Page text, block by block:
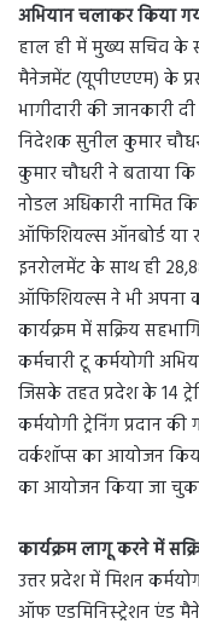
अभियान चलाकर किया
हाल ही में मुख्य सचिव के
मैनेजमेंट (यूपीएएएम) के
भागीदारी की जानकारी
निदेशक सुनील कुमार
कुमार चौधरी ने बताया
नोडल अधिकारी नामित
ऑफिशियल्स ऑनबोर्ड या
इनरोलमेंट के साथ ही
ऑफिशियल्स ने भी अपना
कार्यक्रम में सक्रिय
कर्मचारी टू कर्मयोगी
जिसके तहत प्रदेश के 14
कर्मयोगी ट्रेनिंग प्रदान
वर्कशॉप्स का आयोजन
का आयोजन किया जा
कार्यक्रम लागू करने में
उत्तर प्रदेश में मिशन
ऑफ एडमिनिस्ट्रेशन एंड